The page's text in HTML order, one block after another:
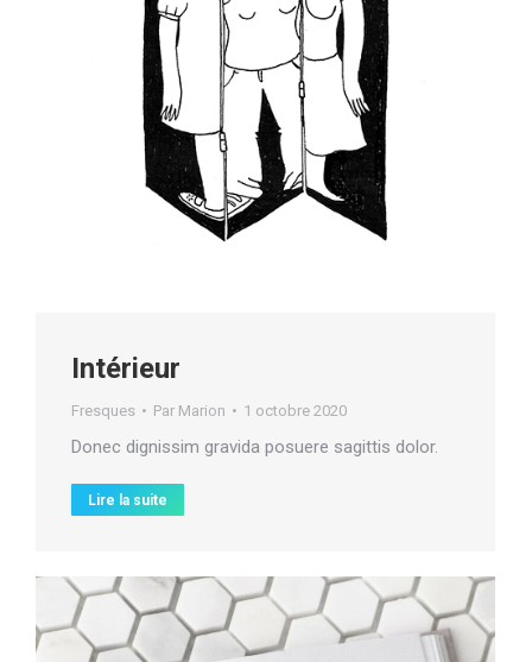
Intérieur
Fresques Par Marion 1 octobre 2020
Donec dignissim gravida posuere sagittis dolor.
Lire la suite